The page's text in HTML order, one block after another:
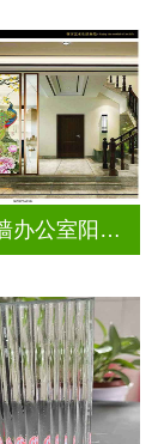
玄关隔断墙办公室阳台挡门山水画背景墙玻璃